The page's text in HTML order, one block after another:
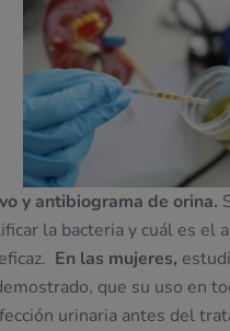
y antibiograma de orina.
la bacteria y cuál es el
En las mujeres,
que su uso en
urinaria antes del